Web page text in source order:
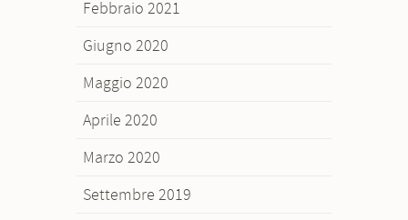
Febbraio 2021
Giugno 2020
Maggio 2020
Aprile 2020
Marzo 2020
Settembre 2019